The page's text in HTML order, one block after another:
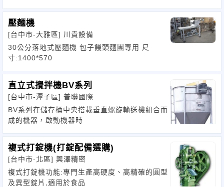
壓麵機
[台中市-大雅區] 川貴設備
30公分落地式壓麵機 包子饅頭麵團專用 尺
寸:1400*570
直立式攪拌機BV系列
[台中市-潭子區] 普聯國際
BV系列在儲存桶中央搭載垂直螺旋輸送機組合而
成的機器，啟動機器時
複式打錠機(打錠配備選購)
[台中市-北區] 興澤精密
複式打錠機功能:專門生產高硬度、高精確的圓型
及異型錠片,適用於食品